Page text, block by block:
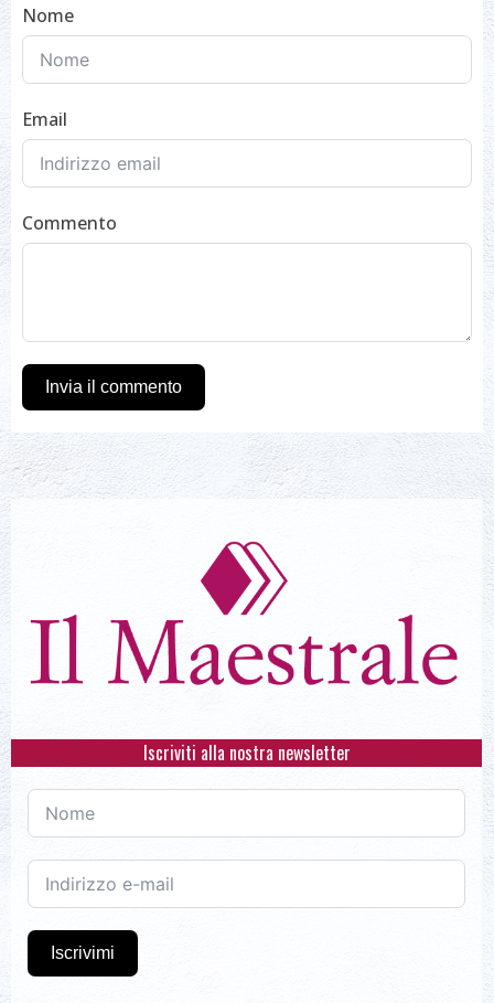
Nome
Email
Commento
Invia il commento
Iscriviti alla nostra newsletter
Iscrivimi